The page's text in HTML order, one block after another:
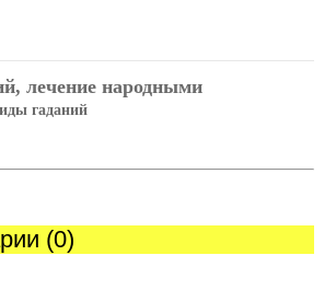
лечение народными
гаданий
(0)